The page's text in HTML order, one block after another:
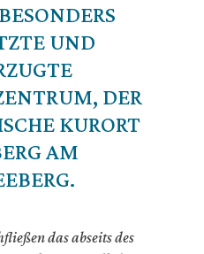
UND
DER
KURORT
AM
das abseits des